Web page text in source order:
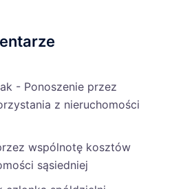
- Ponoszenie przez
z nieruchomości
wspólnotę kosztów
sąsiedniej